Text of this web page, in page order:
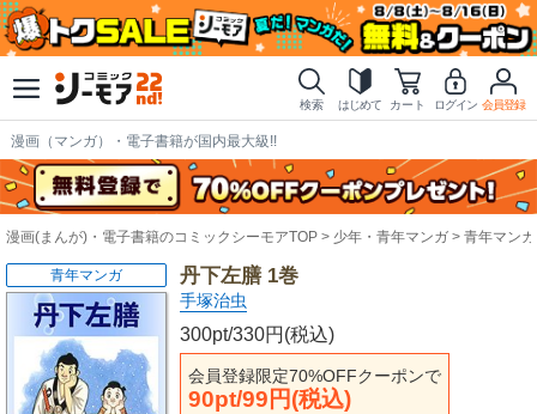
検索 はじめて カート ログイン 会員登録
漫画（マンガ）・電子書籍が国内最大級!!
漫画(まんが)・電子書籍のコミックシーモアTOP 少年・青年マンガ 青年マンガ
丹下左膳 1巻
手塚治虫
300pt/330円(税込)
会員登録限定70%OFFクーポンで
90pt/99円(税込)
青年マンガ